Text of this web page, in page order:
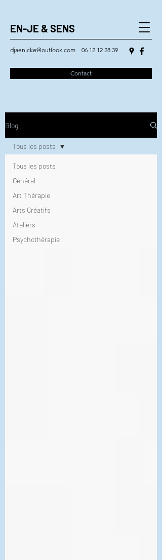
EN-JE & SENS
djaenicke@outlook.com 06 12 12 28 39
Contact
Blog
Tous les posts
Général
Art Thérapie
Arts Créatifs
Ateliers
Psychothérapie
Tous les posts